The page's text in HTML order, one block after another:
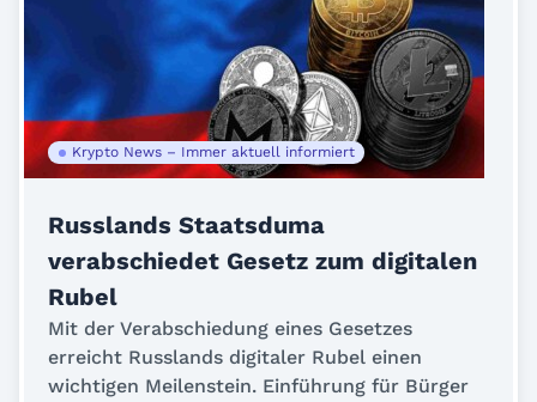
Krypto News – Immer aktuell informiert
Russlands Staatsduma
verabschiedet Gesetz zum digitalen
Rubel
Mit der Verabschiedung eines Gesetzes
erreicht Russlands digitaler Rubel einen
wichtigen Meilenstein. Einführung für Bürger